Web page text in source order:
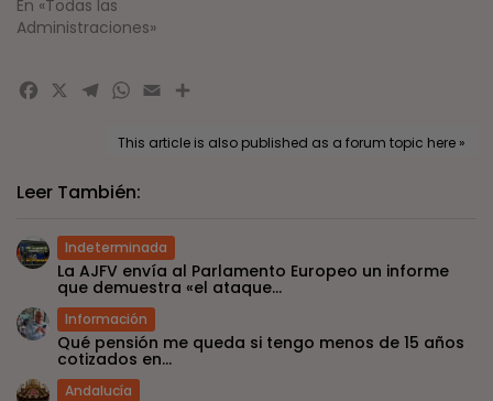
En «Todas las
Administraciones»
Facebook
X Telegram
WhatsApp
EmailCompartir
This article is also published as a forum topic here »
Leer También:
Indeterminada
La AJFV envía al Parlamento Europeo un informe
que demuestra «el ataque...
Información
Qué pensión me queda si tengo menos de 15 años
cotizados en...
Andalucía